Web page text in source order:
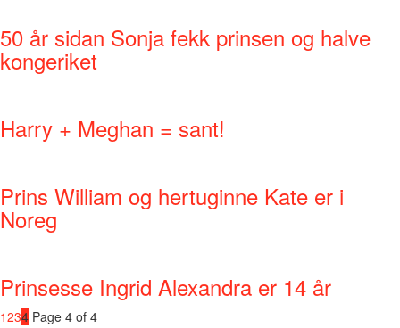
50 år sidan Sonja fekk prinsen og halve
kongeriket
Harry + Meghan = sant!
Prins William og hertuginne Kate er i
Noreg
Prinsesse Ingrid Alexandra er 14 år
1234 Page 4 of 4